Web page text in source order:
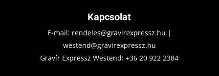
Kapcsolat
E-mail: rendeles@gravirexpressz.hu |
westend@gravirexpressz.hu
Gravír Expressz Westend:+36 20 922 2384